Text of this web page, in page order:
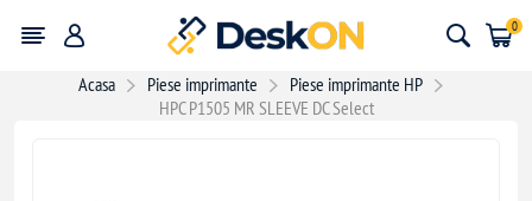
0
Acasa Piese imprimante
Piese imprimante HP
HPC P1505 MR SLEEVE DC Select